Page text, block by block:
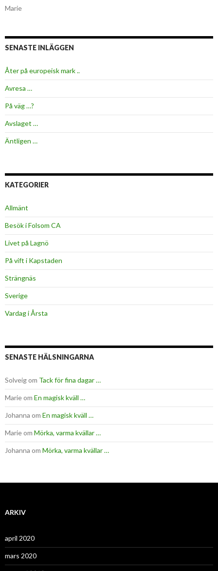
Marie
SENASTE INLÄGGEN
Åter på europeisk mark ..
Avresa …
På väg …?
Avslaget …
Äntligen …
KATEGORIER
Allmänt
Besök i Folsom CA
Livet på Lagnö
På vift i Kapstaden
Strängnäs
Sverige
Vardag i Årsta
SENASTE HÄLSNINGARNA
Solveigom Tack för fina dagar …
Marieom En magisk kväll …
Johanna om En magisk kväll …
Marieom Mörka, varma kvällar …
Johanna om Mörka, varma kvällar …
ARKIV
april 2020
mars 2020